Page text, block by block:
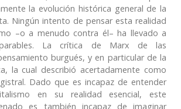
la evolución histórica general de la
Ningún intento de pensar esta realidad
–o a menudo contra él– ha llevado a
La crítica de Marx de las
burgués, y en particular de la
la cual describió acertadamente como
Dado que es incapaz de entender
en su realidad esencial, este
es también incapaz de imaginar